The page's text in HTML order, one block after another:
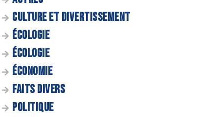
CULTURE ET DIVERTISSEMENT
ÉCOLOGIE
ÉCOLOGIE
ÉCONOMIE
FAITS DIVERS
POLITIQUE